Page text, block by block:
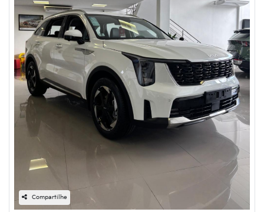
Compartilhe